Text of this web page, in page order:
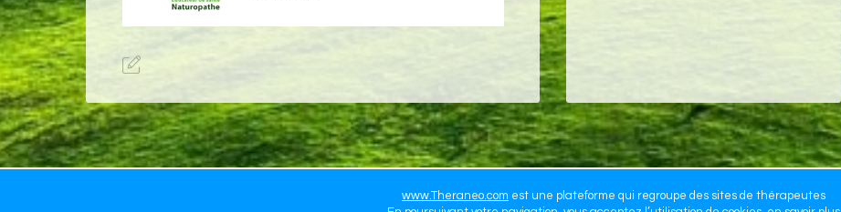
www.Theraneo.com est une plateforme qui regroupe des sites de thérapeutes